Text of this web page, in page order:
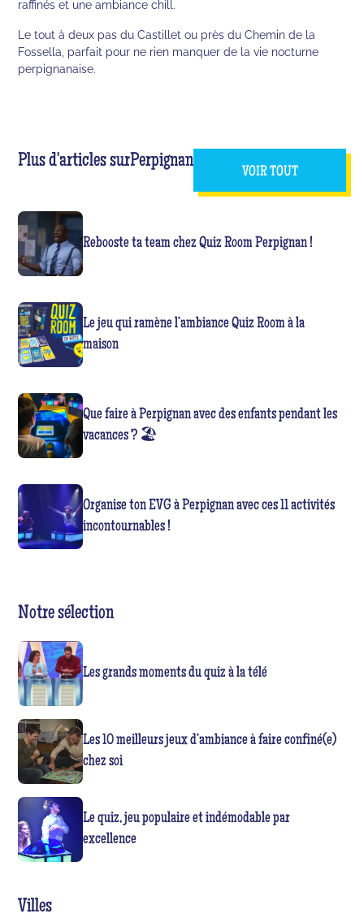
raffinés et une ambiance chill.
Le tout à deux pas du Castillet ou près du Chemin de la
Fossella, parfait pour ne rien manquer de la vie nocturne
perpignanaise.
Plus d'articles surPerpignan
VOIR TOUT
Rebooste ta team chez Quiz Room Perpignan !
Le jeu qui ramène l’ambiance Quiz Room à la
maison
Que faire à Perpignan avec des enfants pendant les
vacances ? 🏖️
Organise ton EVG à Perpignan avec ces 11 activités
incontournables !
Notre sélection
Les grands moments du quiz à la télé
Les 10 meilleurs jeux d’ambiance à faire confiné(e)
chez soi
Le quiz, jeu populaire et indémodable par
excellence
Villes